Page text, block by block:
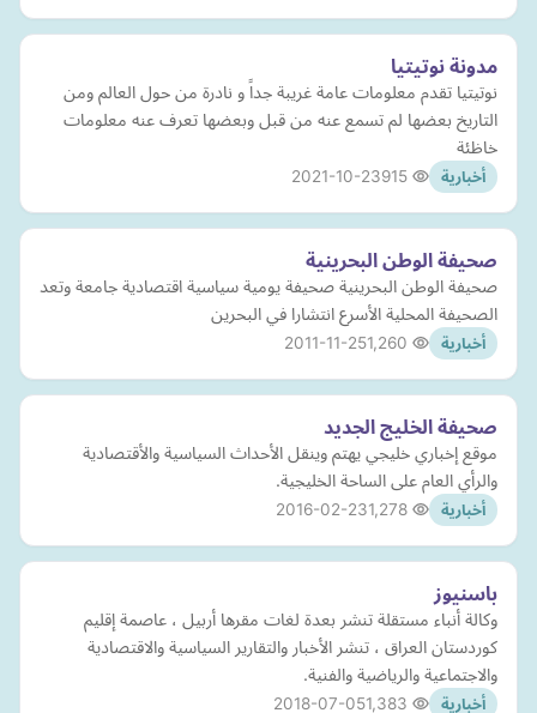
مدونة نوتيتيا
نوتيتيا تقدم معلومات عامة غريبة جداً و نادرة من حول العالم ومن
التاريخ بعضها لم تسمع عنه من قبل وبعضها تعرف عنه معلومات
خاظئة
أخبارية 2021-10-23
صحيفة الوطن البحرينية
صحيفة الوطن البحرينية صحيفة يومية سياسية اقتصادية جامعة وتعد
الصحيفة المحلية الأسرع انتشارا في البحرين
أخبارية 2011-11-25
صحيفة الخليج الجديد
‏موقع إخباري خليجي يهتم وينقل الأحداث السياسية والأقتصادية
والرأي العام على الساحة الخليجية.
أخبارية 2016-02-23
باسنیوز
وكالة أنباء مستقلة تنشر بعدة لغات مقرها أربيل ، عاصمة إقليم
كوردستان العراق ، تنشر الأخبار والتقارير السياسية والاقتصادية
والاجتماعية والرياضية والفنية.
أخبارية 2018-07-05